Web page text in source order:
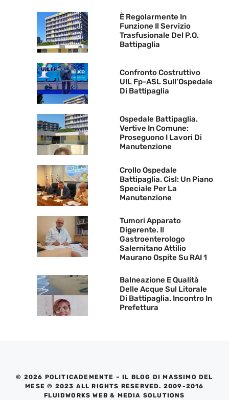
È Regolarmente In
Funzione Il Servizio
Trasfusionale Del P.O.
Battipaglia
Confronto Costruttivo
UIL Fp-ASL Sull’Ospedale
Di Battipaglia
Ospedale Battipaglia.
Vertive In Comune:
Proseguono I Lavori Di
Manutenzione
Crollo Ospedale
Battipaglia. Cisl: Un Piano
Speciale Per La
Manutenzione
Tumori Apparato
Digerente. Il
Gastroenterologo
Salernitano Attilio
Maurano Ospite Su RAI 1
Balneazione E Qualità
Delle Acque Sul Litorale
Di Battipaglia. Incontro In
Prefettura
© 2026 POLITICADEMENTE – IL BLOG DI MASSIMO DEL
MESE © 2023 ALL RIGHTS RESERVED. 2009-2016
FLUIDWORKS WEB & MEDIA SOLUTIONS